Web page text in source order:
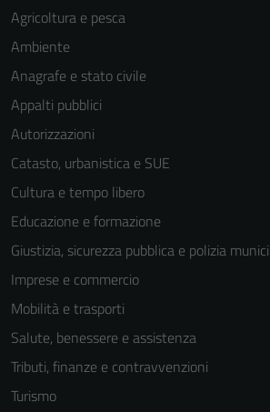
Agricoltura e pesca
Ambiente
Anagrafe e stato civile
Appalti pubblici
Autorizzazioni
Catasto, urbanistica e SUE
Cultura e tempo libero
Educazione e formazione
Giustizia, sicurezza pubblica e polizia
Imprese e commercio
Mobilità e trasporti
Salute, benessere e assistenza
Tributi, finanze e contravvenzioni
Turismo